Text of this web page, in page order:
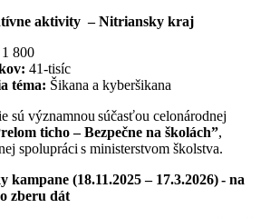
aktivity – Nitriansky kraj
1 800
41-tisíc
téma: Šikana a kyberšikana
sú významnou súčasťou celonárodnej
ticho – Bezpečne na školách”,
spolupráci s ministerstvom školstva.
kampane (18.11.2025 – 17.3.2026) - na
zberu dát